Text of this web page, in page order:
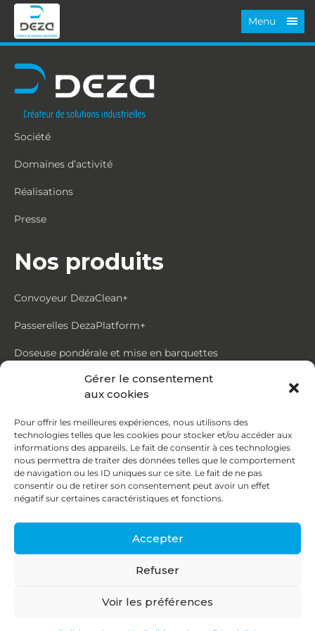
Gérer le consentement
aux cookies
Pour offrir les meilleures expériences, nous utilisons des
technologies telles que les cookies pour stocker et/ou accéder aux
informations des appareils. Le fait de consentir à ces technologies
nous permettra de traiter des données telles que le comportement
de navigation ou les ID uniques sur ce site. Le fait de ne pas
consentir ou de retirer son consentement peut avoir un effet
négatif sur certaines caractéristiques et fonctions.
Accepter
Refuser
Voir les préférences
Menu
Société
Domaines d’activité
Réalisations
Presse
Nos produits
Convoyeur DezaClean+
Passerelles DezaPlatform+
Doseuse pondérale et mise en barquettes
Trémie mouvante DezaMouv+
Contact
87, rue du Ruisseau
38070 St Quentin Fallavier
contact@deza.fr